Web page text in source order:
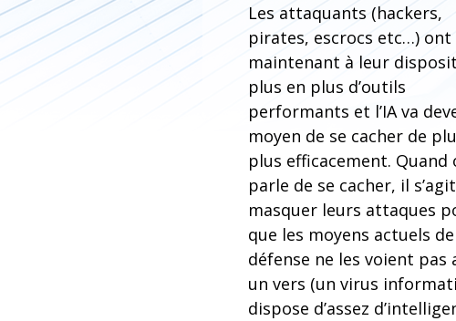
Les attaquants (hackers,
pirates, escrocs etc…) ont
maintenant à leur
plus en plus d’outils
performants et l’IA va
moyen de se cacher de
plus efficacement. Quand
parle de se cacher, il
masquer leurs attaques
que les moyens actuels de
défense ne les voient pas
un vers (un virus
dispose d’assez